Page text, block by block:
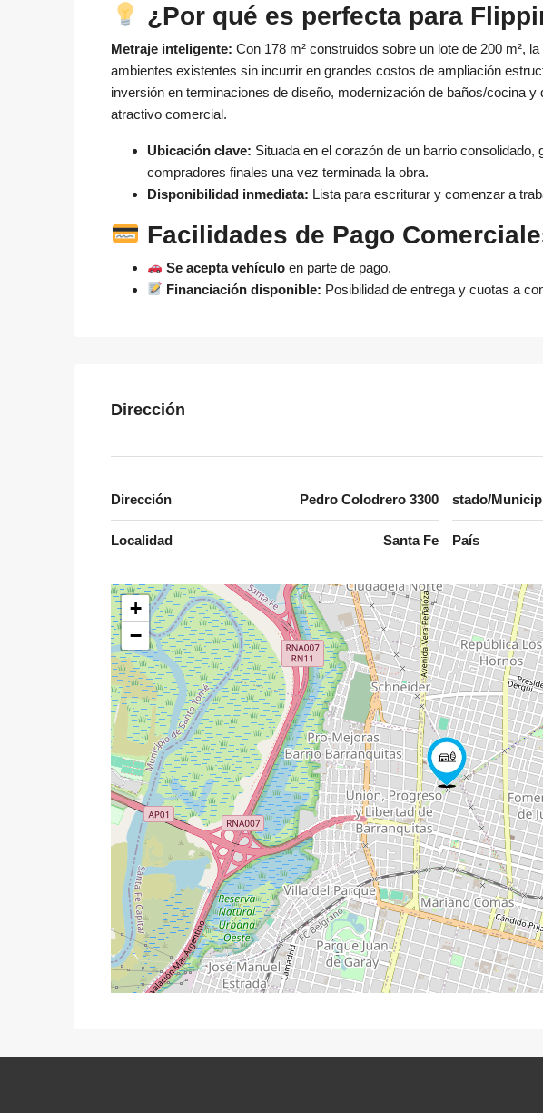
¿Por qué es perfecta para
Metraje inteligente: Con 178 m² construidos sobre un lote de 200 m²,
ambientes existentes sin incurrir en grandes costos de ampliación
inversión en terminaciones de diseño, modernización de baños/cocina
atractivo comercial.
Ubicación clave: Situada en el corazón de un barrio consolidado,
compradores finales una vez terminada la obra.
Disponibilidad inmediata: Lista para escriturar y comenzar a
Facilidades de Pago
Se acepta vehículo en parte de pago.
Financiación disponible: Posibilidad de entrega y cuotas a
Dirección
Dirección Pedro Colodrero 3300
Localidad Santa Fe
stado/
País
+
−